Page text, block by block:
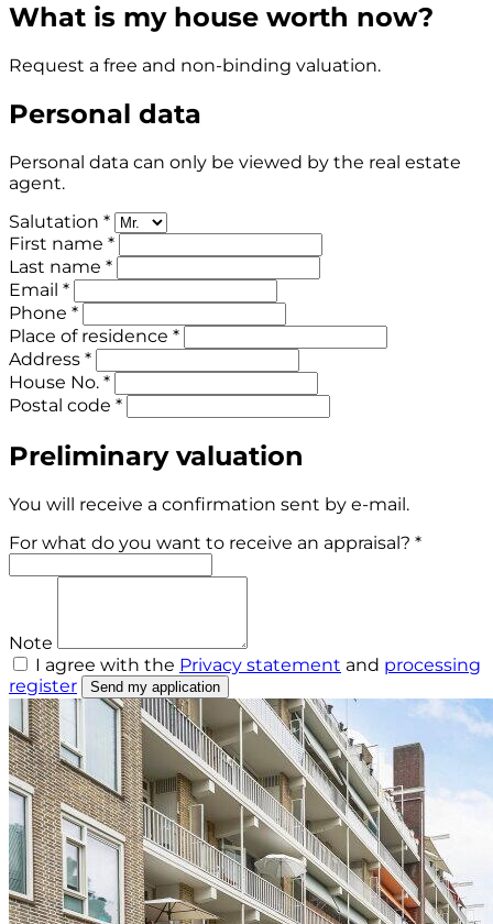
What is my house worth now?
Request a free and non-binding valuation.
Personal data
Personal data can only be viewed by the real estate
agent.
Salutation *
First name *
Last name *
Email *
Phone *
Place of residence *
Address *
House No. *
Postal code *
Preliminary valuation
You will receive a confirmation sent by e-mail.
For what do you want to receive an appraisal? *
Note
I agree with the Privacy statement and processing
register
Send my application